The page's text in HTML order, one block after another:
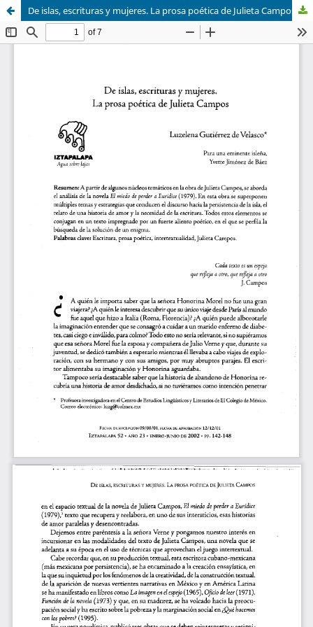
De islas, escrituras y mujeres. La prosa poética de Julieta Campos